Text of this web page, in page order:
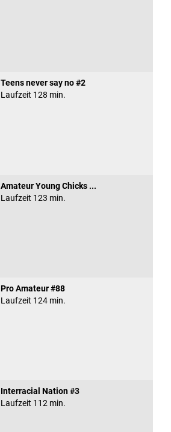
Teens never say no #2
Laufzeit 128 min.
Amateur Young Chicks ...
Laufzeit 123 min.
Pro Amateur #88
Laufzeit 124 min.
Interracial Nation #3
Laufzeit 112 min.